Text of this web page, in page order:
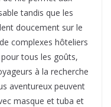
tandis que les
doucement sur le
complexes hôteliers
tous les goûts,
à la recherche
aventureux peuvent
masque et tuba et